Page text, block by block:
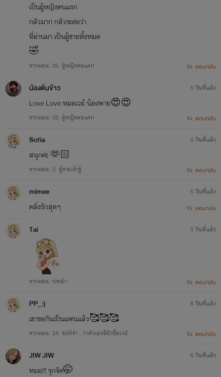
เป็นผู้หญิงคนแรก
กลัวมาก กลัวจะต่อว่า
ที่ผ่านมา เป็นผู้ชายทั้งหมด
🤣
จากตอน: 25. ผู้หญิงคนแรก ตอบกลับ
น้องต้นข้าว
Love Love หมอเวย์ น้องพาย😍😍
จากตอน: 25. ผู้หญิงคนแรก
5 วันที่แล้ว
ตอบกลับ
Sofia
สนุกค่ะ 🫶🏻
จากตอน: 2. ผู้ชายเจ้าชู้
5 วันที่แล้ว
ตอบกลับ
mimee
คลั่งรักสุดๆ
5 วันที่แล้ว
ตอบกลับ
Tai
จากตอน: บทนำ
5 วันที่แล้ว
ตอบกลับ
PP_:)
เขาขอกันเป็นแฟนแล้ว🥰🥰🥰
จากตอน: 24. จะได้จำ...ว่าตัวเองมีผัวชื่อเวย์
6 วันที่แล้ว
ตอบกลับ
JIW JIW
หมอ!!! รุกจัด🤭
6 วันที่แล้ว